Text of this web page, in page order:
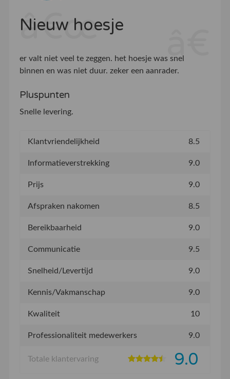
Nieuw hoesje
er valt niet veel te zeggen. het hoesje was snel
binnen en was niet duur. zeker een aanrader.
Pluspunten
Snelle levering.
Klantvriendelijkheid 8.5
Informatieverstrekking 9.0
Prijs 9.0
Afspraken nakomen 8.5
Bereikbaarheid 9.0
Communicatie 9.5
Snelheid/Levertijd 9.0
Kennis/Vakmanschap 9.0
Kwaliteit 10
Professionaliteit medewerkers 9.0
Totale klantervaring 9.0